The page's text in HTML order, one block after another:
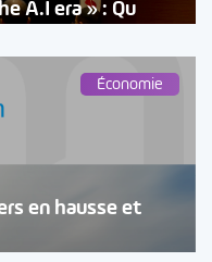
A.I era » : Qu
Économie
en hausse et